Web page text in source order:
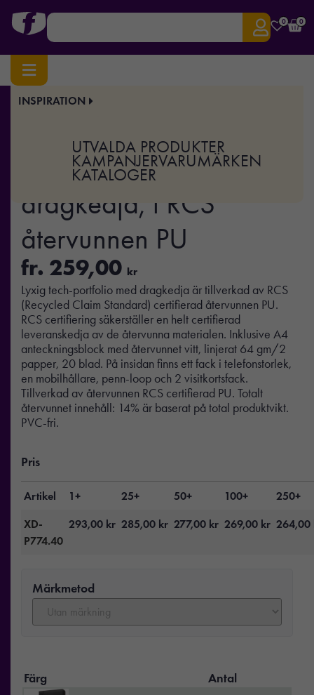
0 0
INSPIRATION
UTVALDA PRODUKTER
KAMPANJERVARUMÄRKEN
KATALOGER
Hem/Kontor/ Konferens
Tech-portfolio m.
dragkedja, i RCS
återvunnen PU
fr. 259,00 kr
Lyxig tech-portfolio med dragkedja är tillverkad av RCS
(Recycled Claim Standard) certifierad återvunnen PU.
RCS certifiering säkerställer en helt certifierad
leveranskedja av de återvunna materialen. Inklusive A4
anteckningsblock med återvunnet vitt, linjerat 64 gm/2
papper, 20 blad. På insidan finns ett fack i telefonstorlek,
en mobilhållare, penn-loop och 2 visitkortsfack.
Tillverkad av återvunnen RCS certifierad PU. Totalt
återvunnet innehåll: 14% är baserat på total produktvikt.
PVC-fri.
Pris
Artikel 1+ 25+ 50+ 100+
250+
XD-
P774.40
293,00 kr 285,00 kr 277,00 kr 269,00 kr 264,00
Märkmetod
Färg Antal